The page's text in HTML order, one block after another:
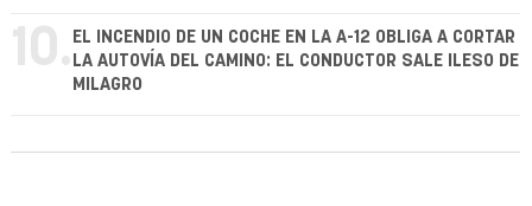
10. EL INCENDIO DE UN COCHE EN LA A-12 OBLIGA A CORTAR
LA AUTOVÍA DEL CAMINO: EL CONDUCTOR SALE ILESO DE
MILAGRO